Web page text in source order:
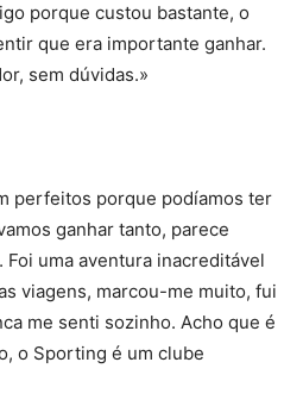
porque custou bastante, o
que era importante ganhar.
sem dúvidas.»
perfeitos porque podíamos ter
ganhar tanto, parece
uma aventura inacreditável
viagens, marcou-me muito, fui
me senti sozinho. Acho que é
o Sporting é um clube